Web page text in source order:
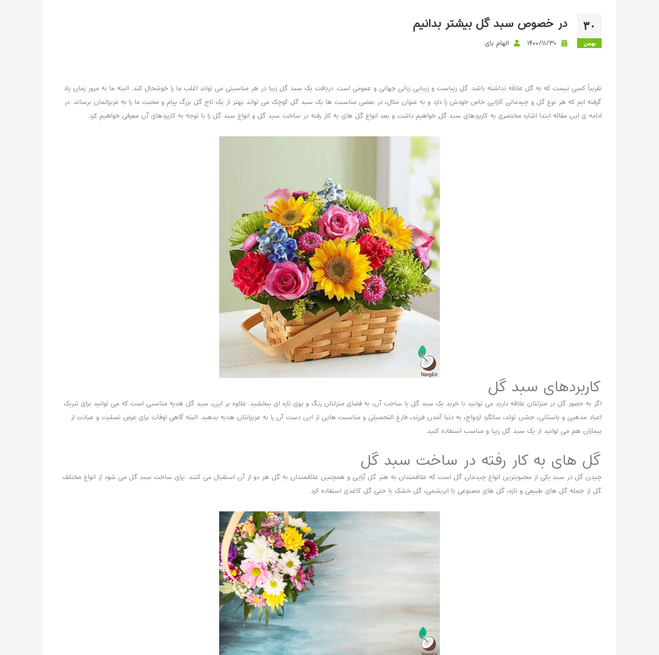
۳۰
بهمن
در خصوص سبد گل بیشتر بدانیم
۱۴۰۰/۱۱/۳۰ الهام بای
تقریباً کسی نیست که به گل علاقه نداشته باشد. گل زیباست و زیبایی زبانی جهانی و عمومی است. دریافت یک سبد گل زیبا در هر مناسبتی می تواند اغلب ما را خوشحال کند. البته ما به مرور زمان یاد
گرفته ایم که هر نوع گل و چیدمانی کارایی خاص خودش را دارد و به عنوان مثال، در بعضی مناسبت ها یک سبد گل کوچک می تواند بهتر از یک تاج گل بزرگ پیام و محبت ما را به عزیزانمان برساند. در
ادامه ی این مقاله ابتدا اشاره مختصری به کاربردهای سبد گل خواهیم داشت و بعد انواع گل های به کار رفته در ساخت سبد گل و انواع سبد گل را با توجه به کاربردهای آن معرفی خواهیم کرد.
کاربردهای سبد گل
اگر به حضور گل در منزلتان علاقه دارید می توانید با خرید یک سبد گل یا ساخت آن، به فضای منزلتان رنگ و بوی تازه ای ببخشید. علاوه بر این، سبد گل هدیه مناسبی است که می توانید برای تبریک
اعیاد مذهبی و باستانی، جشن تولد، سالگرد ازدواج، به دنیا آمدن فرزند، فارغ التحصیلی و مناسبت هایی از این دست آن را به عزیزانتان هدیه بدهید. البته گاهی اوقات برای عرض تسلیت و عیادت از
بیماران هم می توانید از یک سبد گل زیبا و مناسب استفاده کنید.
گل های به کار رفته در ساخت سبد گل
چیدن گل در سبد یکی از محبوبترین انواع چیدمان گل است که علاقمندان به هنر گل آرایی و همچنین علاقمندان به گل هر دو از آن استقبال می کنند. برای ساخت سبد گل می شود از انواع مختلف
گل از جمله گل های طبیعی و تازه، گل های مصنوعی یا ابریشمی، گل خشک یا حتی گل کاغذی استفاده کرد.